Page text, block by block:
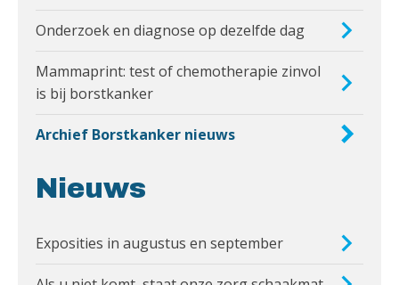
Onderzoek en diagnose op dezelfde dag
Mammaprint: test of chemotherapie zinvol
is bij borstkanker
Archief Borstkanker nieuws
Nieuws
Exposities in augustus en september